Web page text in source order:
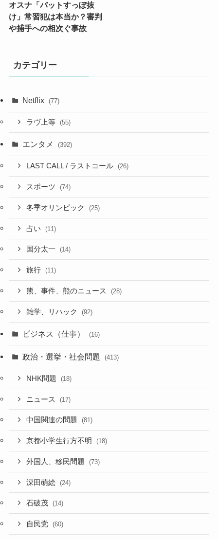
オスナ「バットすっぽ抜
け」常習犯は本当か？審判
や捕手への相次ぐ事故
カテゴリー
Netflix (77)
ラヴ上等 (55)
エンタメ (392)
LAST CALL / ラストコール (26)
スポーツ (74)
冬季オリンピック (25)
占い (11)
国分太一 (14)
旅行 (11)
熊、事件、熊のニュース (28)
雑学、リハック (92)
ビジネス（仕事） (16)
政治・選挙・社会問題 (413)
NHK問題 (18)
ニュース (17)
中国関連の問題 (81)
京都小学生行方不明 (18)
外国人、移民問題 (73)
深田萌絵 (24)
石破茂 (14)
自民党 (60)